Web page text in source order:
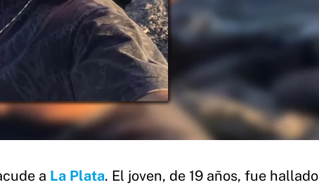
a La Plata. El joven, de 19 años, fue hallado